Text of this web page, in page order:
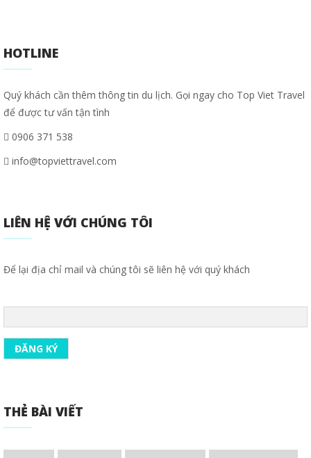
HOTLINE
Quý khách cần thêm thông tin du lịch. Gọi ngay cho Top Viet Travel
để được tư vấn tận tình
0906 371 538
info@topviettravel.com
LIÊN HỆ VỚI CHÚNG TÔI
Để lại địa chỉ mail và chúng tôi sẽ liên hệ với quý khách
THẺ BÀI VIẾT